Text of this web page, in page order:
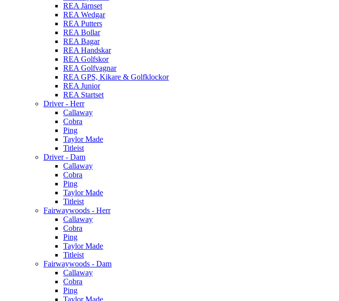
REA Järnset
REA Wedgar
REA Putters
REA Bollar
REA Bagar
REA Handskar
REA Golfskor
REA Golfvagnar
REA GPS, Kikare & Golfklockor
REA Junior
REA Startset
Driver - Herr
Callaway
Cobra
Ping
Taylor Made
Titleist
Driver - Dam
Callaway
Cobra
Ping
Taylor Made
Titleist
Fairwaywoods - Herr
Callaway
Cobra
Ping
Taylor Made
Titleist
Fairwaywoods - Dam
Callaway
Cobra
Ping
Taylor Made